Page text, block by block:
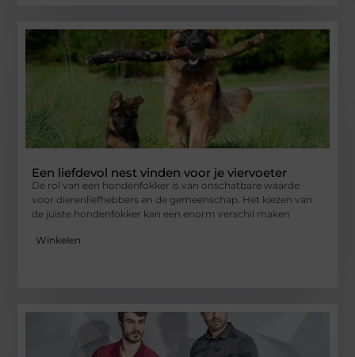
Een liefdevol nest vinden voor je viervoeter
De rol van een hondenfokker is van onschatbare waarde
voor dierenliefhebbers en de gemeenschap. Het kiezen van
de juiste hondenfokker kan een enorm verschil maken
Winkelen